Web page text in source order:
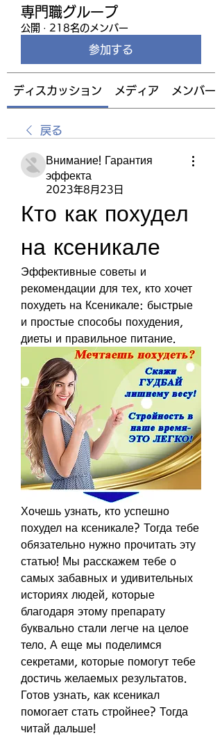
専門職グループ
公開 · 218名のメンバー
参加する
ディスカッション メディア メンバー
戻る
Внимание! Гарантия
эффекта
2023年8月23日
Кто как похудел
на ксеникале
Эффективные советы и
рекомендации для тех, кто хочет
похудеть на Ксеникале: быстрые
и простые способы похудения,
диеты и правильное питание.
Хочешь узнать, кто успешно
похудел на ксеникале? Тогда тебе
обязательно нужно прочитать эту
статью! Мы расскажем тебе о
самых забавных и удивительных
историях людей, которые
благодаря этому препарату
буквально стали легче на целое
тело. А еще мы поделимся
секретами, которые помогут тебе
достичь желаемых результатов.
Готов узнать, как ксеникал
помогает стать стройнее? Тогда
читай дальше!